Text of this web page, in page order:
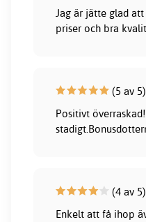
Jag är jätte glad
priser och bra
(5 av
Positivt
(4 av
Enkelt att få ihop